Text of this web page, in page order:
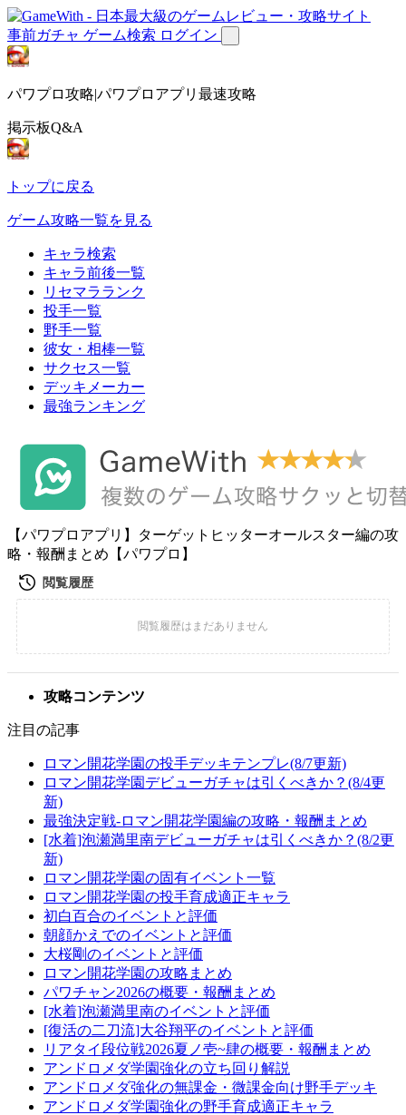
事前ガチャ ゲーム検索 ログイン
パワプロ攻略|パワプロアプリ最速攻略
掲示板Q&A
トップに戻る
ゲーム攻略一覧を見る
キャラ検索
キャラ前後一覧
リセマラランク
投手一覧
野手一覧
彼女・相棒一覧
サクセス一覧
デッキメーカー
最強ランキング
【パワプロアプリ】ターゲットヒッターオールスター編の攻
略・報酬まとめ【パワプロ】
攻略コンテンツ
注目の記事
ロマン開花学園の投手デッキテンプレ(8/7更新)
ロマン開花学園デビューガチャは引くべきか？(8/4更
新)
最強決定戦-ロマン開花学園編の攻略・報酬まとめ
[水着]泡瀬満里南デビューガチャは引くべきか？(8/2更
新)
ロマン開花学園の固有イベント一覧
ロマン開花学園の投手育成適正キャラ
初白百合のイベントと評価
朝顔かえでのイベントと評価
大桜剛のイベントと評価
ロマン開花学園の攻略まとめ
パワチャン2026の概要・報酬まとめ
[水着]泡瀬満里南のイベントと評価
[復活の二刀流]大谷翔平のイベントと評価
リアタイ段位戦2026夏ノ壱~肆の概要・報酬まとめ
アンドロメダ学園強化の立ち回り解説
アンドロメダ強化の無課金・微課金向け野手デッキ
アンドロメダ学園強化の野手育成適正キャラ